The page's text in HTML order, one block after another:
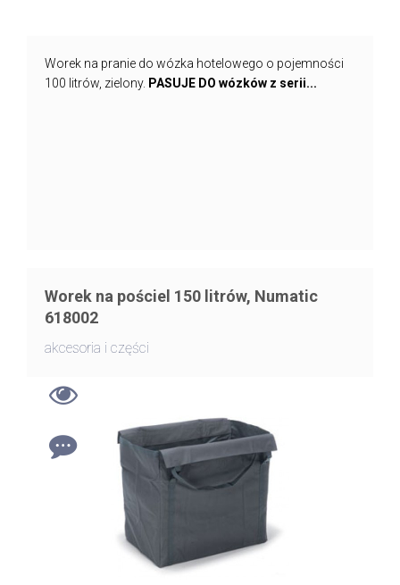
Worek na pranie do wózka hotelowego o pojemności
100 litrów, zielony. PASUJE DO wózków z serii...
Worek na pościel 150 litrów, Numatic
618002
akcesoria i części